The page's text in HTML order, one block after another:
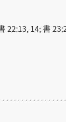
22:13, 14; 書